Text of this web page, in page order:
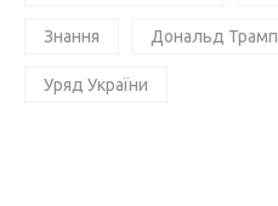
Знання Дональд Трамп
Уряд України